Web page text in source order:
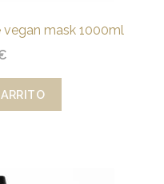
vegan mask 1000ml